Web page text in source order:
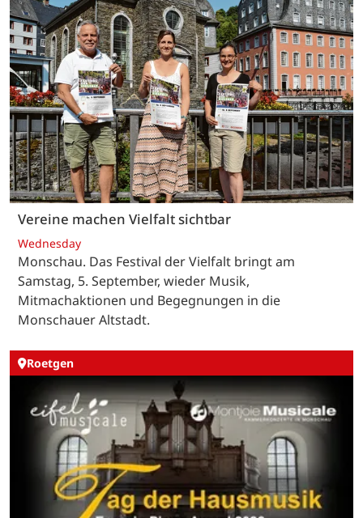
Vereine machen Vielfalt sichtbar
Wednesday
Monschau. Das Festival der Vielfalt bringt am
Samstag, 5. September, wieder Musik,
Mitmachaktionen und Begegnungen in die
Monschauer Altstadt.
Roetgen